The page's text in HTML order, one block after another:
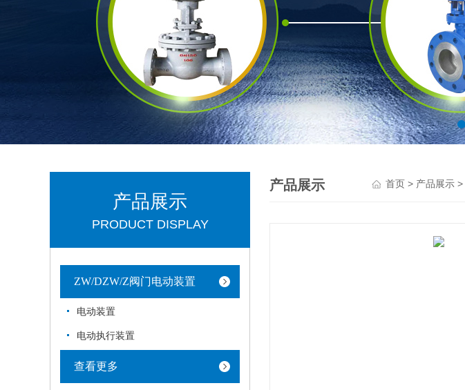
产品展示
PRODUCT DISPLAY
ZW/DZW/Z阀门电动装置
电动装置
电动执行装置
查看更多
产品展示 首页> 产品展示>